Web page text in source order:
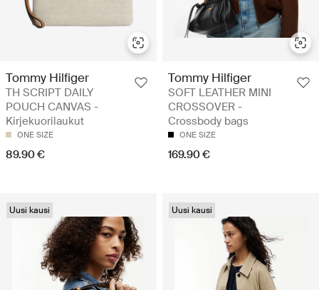
Tommy Hilfiger
TH SCRIPT DAILY
POUCH CANVAS -
Kirjekuorilaukut
ONE SIZE
89.90 €
Tommy Hilfiger
SOFT LEATHER MINI
CROSSOVER -
Crossbody bags
ONE SIZE
169.90 €
Uusi kausi Uusi kausi